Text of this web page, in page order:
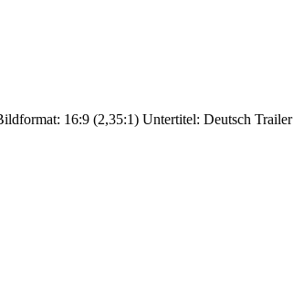
16:9 (2,35:1) Untertitel: Deutsch Trailer